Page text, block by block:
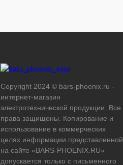
Copyright 2024 © bars-phoenix.ru -
интернет-магазин
электротехнической продукции. Все
права защищены. Копирование и
использование в коммерческих
целях информации представленной
на сайте «BARS-PHOENIX.RU»
допускается только с письменного